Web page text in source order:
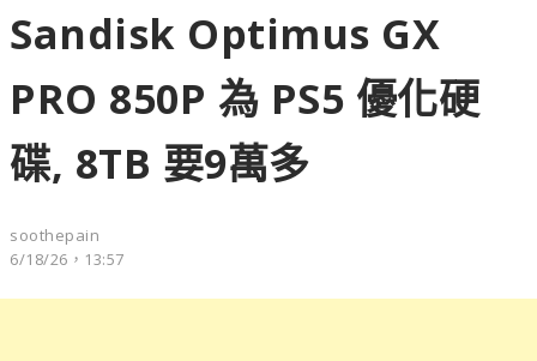
Sandisk Optimus GX
PRO 850P 為 PS5 優化硬
碟, 8TB 要9萬多
soothepain
6/18/26，13:57